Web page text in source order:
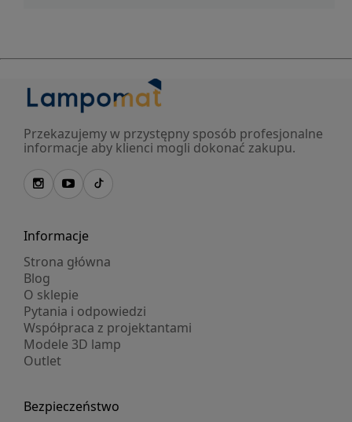
Przekazujemy w przystępny sposób profesjonalne
informacje aby klienci mogli dokonać zakupu.
Informacje
Strona główna
Blog
O sklepie
Pytania i odpowiedzi
Współpraca z projektantami
Modele 3D lamp
Outlet
Bezpieczeństwo